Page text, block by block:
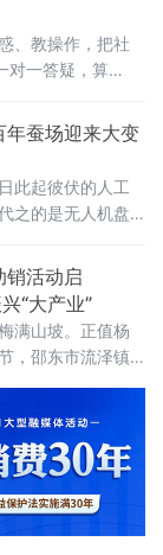
、教操作，把社
对一答疑，算
式，用通俗易懂
商户解读城乡居
准、
年蚕场迎来大变
此起彼伏的人工
之的是无人机盘
山林静谧，标志
殖纯人工劳作模式
全面迈入机械
特色农业迎来颠
是岫岩极具代表
年来，当地蚕民
销活动启
“大产业”
满山坡。正值杨
，邵东市流泽镇
届杨梅助销活动
书记上台致词，
来和对前三届活